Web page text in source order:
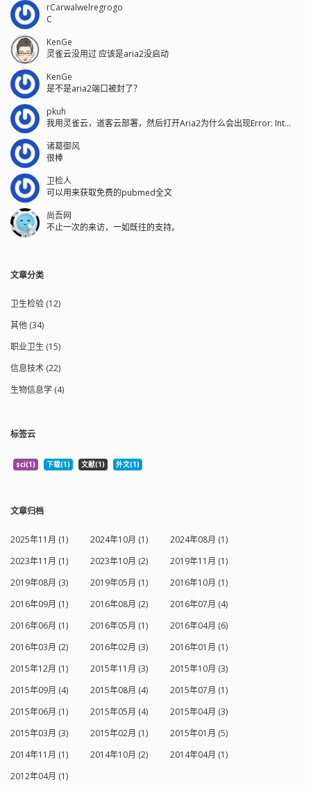
rCarwalwelregrogo
C
KenGe
灵雀云没用过 应该是aria2没启动
KenGe
是不是aria2端口被封了？
pkuh
我用灵雀云，道客云部署，然后打开Aria2为什么会出现Error: Int...
诸葛御风
很棒
卫检人
可以用来获取免费的pubmed全文
尚吾网
不止一次的来访，一如既往的支持。
文章分类
卫生检验 (12)
其他 (34)
职业卫生 (15)
信息技术 (22)
生物信息学 (4)
标签云
sci(1) 下载(1) 文献(1) 外文(1)
文章归档
2025年11月 (1) 2024年10月 (1)
2024年08月 (1)
2023年11月 (1)
2023年10月 (2)
2019年11月 (1)
2019年08月 (3)
2019年05月 (1)
2016年10月 (1)
2016年09月 (1)
2016年08月 (2)
2016年07月 (4)
2016年06月 (1)
2016年05月 (1)
2016年04月 (6)
2016年03月 (2)
2016年02月 (3)
2016年01月 (1)
2015年12月 (1)
2015年11月 (3)
2015年10月 (3)
2015年09月 (4)
2015年08月 (4)
2015年07月 (1)
2015年06月 (1)
2015年05月 (4)
2015年04月 (3)
2015年03月 (3)
2015年02月 (1)
2015年01月 (5)
2014年11月 (1)
2014年10月 (2)
2014年04月 (1)
2012年04月 (1)